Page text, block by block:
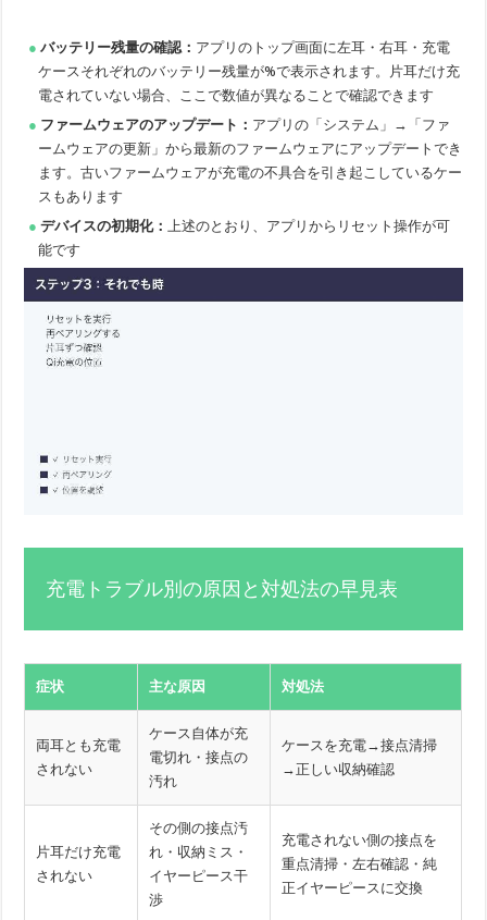
バッテリー残量の確認： アプリのトップ画面に左耳・右耳・充電
ケースそれぞれのバッテリー残量が%で表示されます。片耳だけ充
電されていない場合、ここで数値が異なることで確認できます
ファームウェアのアップデート： アプリの「システム」→「ファ
ームウェアの更新」から最新のファームウェアにアップデートでき
ます。古いファームウェアが充電の不具合を引き起こしているケー
スもあります
デバイスの初期化：
上述のとおり、アプリからリセット操作が可
能です
充電トラブル別の原因と対処法の早見表
症状 主な原因 対処法
両耳とも充電
されない
ケース自体が充
電切れ・接点の
汚れ
ケースを充電→接点清掃
→正しい収納確認
片耳だけ充電
されない
その側の接点汚
れ・収納ミス・
イヤーピース干
渉
充電されない側の接点を
重点清掃・左右確認・純
正イヤーピースに交換